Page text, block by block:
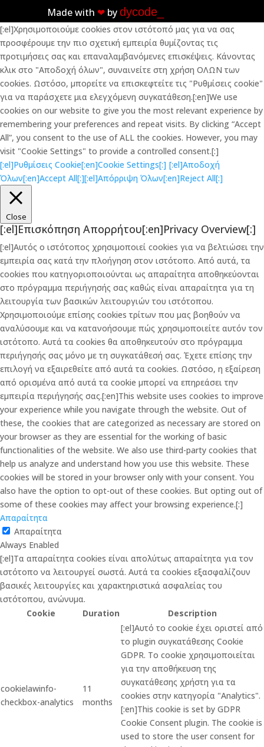
Made with ❤︎ bydycode_
[:el]Χρησιμοποιούμε cookies στον ιστότοπό μας για να σας
προσφέρουμε την πιο σχετική εμπειρία θυμίζοντας τις
προτιμήσεις σας και επαναλαμβανόμενες επισκέψεις. Κάνοντας
κλικ στο "Αποδοχή όλων", συναινείτε στη χρήση ΟΛΩΝ των
cookies. Ωστόσο, μπορείτε να επισκεφτείτε τις "Ρυθμίσεις cookie"
για να παράσχετε μια ελεγχόμενη συγκατάθεση.[:en]We use
cookies on our website to give you the most relevant experience by
remembering your preferences and repeat visits. By clicking “Accept
All”, you consent to the use of ALL the cookies. However, you may
visit "Cookie Settings" to provide a controlled consent.[:]
[:el]Ρυθμίσεις Cookie[:en]Cookie Settings[:] [:el]Αποδοχή
Όλων[:en]Accept All[:][:el]Απόρριψη Όλων[:en]Reject All[:]
Close
[:el]Επισκόπηση Απορρήτου[:en]Privacy Overview[:]
[:el]Αυτός ο ιστότοπος χρησιμοποιεί cookies για να βελτιώσει την
εμπειρία σας κατά την πλοήγηση στον ιστότοπο. Από αυτά, τα
cookies που κατηγοριοποιούνται ως απαραίτητα αποθηκεύονται
στο πρόγραμμα περιήγησής σας καθώς είναι απαραίτητα για τη
λειτουργία των βασικών λειτουργιών του ιστότοπου.
Χρησιμοποιούμε επίσης cookies τρίτων που μας βοηθούν να
αναλύσουμε και να κατανοήσουμε πώς χρησιμοποιείτε αυτόν τον
ιστότοπο. Αυτά τα cookies θα αποθηκευτούν στο πρόγραμμα
περιήγησής σας μόνο με τη συγκατάθεσή σας. Έχετε επίσης την
επιλογή να εξαιρεθείτε από αυτά τα cookies. Ωστόσο, η εξαίρεση
από ορισμένα από αυτά τα cookie μπορεί να επηρεάσει την
εμπειρία περιήγησής σας.[:en]This website uses cookies to improve
your experience while you navigate through the website. Out of
these, the cookies that are categorized as necessary are stored on
your browser as they are essential for the working of basic
functionalities of the website. We also use third-party cookies that
help us analyze and understand how you use this website. These
cookies will be stored in your browser only with your consent. You
also have the option to opt-out of these cookies. But opting out of
some of these cookies may affect your browsing experience.[:]
Απαραίτητα
Απαραίτητα
Always Enabled
[:el]Τα απαραίτητα cookies είναι απολύτως απαραίτητα για τον
ιστότοπο να λειτουργεί σωστά. Αυτά τα cookies εξασφαλίζουν
βασικές λειτουργίες και χαρακτηριστικά ασφαλείας του
ιστότοπου, ανώνυμα.
Cookie
Duration Description
cookielawinfo-
checkbox-analytics
11
months
[:el]Αυτό το cookie έχει οριστεί από
το plugin συγκατάθεσης Cookie
GDPR. Το cookie χρησιμοποιείται
για την αποθήκευση της
συγκατάθεσης χρήστη για τα
cookies στην κατηγορία "Analytics".
[:en]This cookie is set by GDPR
Cookie Consent plugin. The cookie is
used to store the user consent for